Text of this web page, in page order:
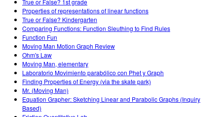
True or False? 1st grade
Properties of representations of linear functions
True or False? Kindergarten
Comparing Functions: Function Sleuthing to Find Rules
Function Fun
Moving Man Motion Graph Review
Ohm's Law
Moving Man, elementary
Laboratorio Movimiento parabólico con Phet y Graph
Finding Properties of Energy (via the skate park)
Mr. (Moving Man)
Equation Grapher: Sketching Linear and Parabolic Graphs (Inquiry
Based)